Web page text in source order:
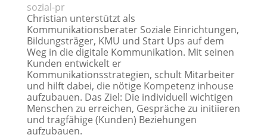
sozial-pr
Christian unterstützt als
Kommunikationsberater Soziale Einrichtungen,
Bildungsträger, KMU und Start Ups auf dem
Weg in die digitale Kommunikation. Mit seinen
Kunden entwickelt er
Kommunikationsstrategien, schult Mitarbeiter
und hilft dabei, die nötige Kompetenz inhouse
aufzubauen. Das Ziel: Die individuell wichtigen
Menschen zu erreichen, Gespräche zu initiieren
und tragfähige (Kunden) Beziehungen
aufzubauen.